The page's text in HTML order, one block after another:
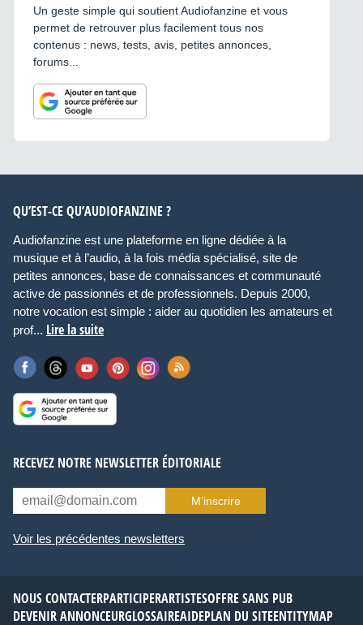
Un geste simple qui soutient Audiofanzine et vous
permet de retrouver plus facilement tous nos
contenus : news, tests, avis, petites annonces,
forums...
QU’EST-CE QU’AUDIOFANZINE ?
Audiofanzine est une plateforme en ligne dédiée à la
musique et à l’audio, à la fois média spécialisé, site de
petites annonces, base de connaissances et communauté
active de passionnés et de professionnels. Depuis 2000,
notre vocation est simple : aider au quotidien les amateurs et
prof... Lire la suite
RECEVEZ NOTRE NEWSLETTER ÉDITORIALE
M’inscrire
Voir les précédentes newsletters
NOUS CONTACTERPARTICIPERARTISTESOFFRE SANS PUB
DEVENIR ANNONCEURGLOSSAIREAIDEPLAN DU SITEENTITYMAP